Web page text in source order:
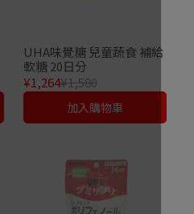
UHA味覺糖 兒童蔬食 補給
軟糖 20日分
¥1,264¥1,580
加入購物車